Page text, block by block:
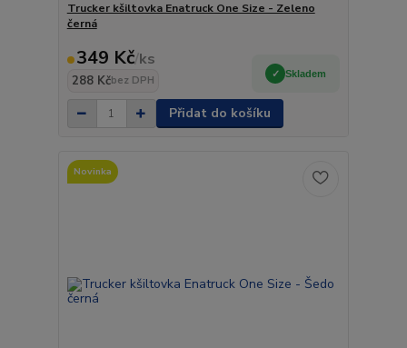
Trucker kšiltovka Enatruck One Size - Zeleno
černá
349 Kč/ks
288 Kčbez DPH
Skladem
Přidat do košíku
Novinka